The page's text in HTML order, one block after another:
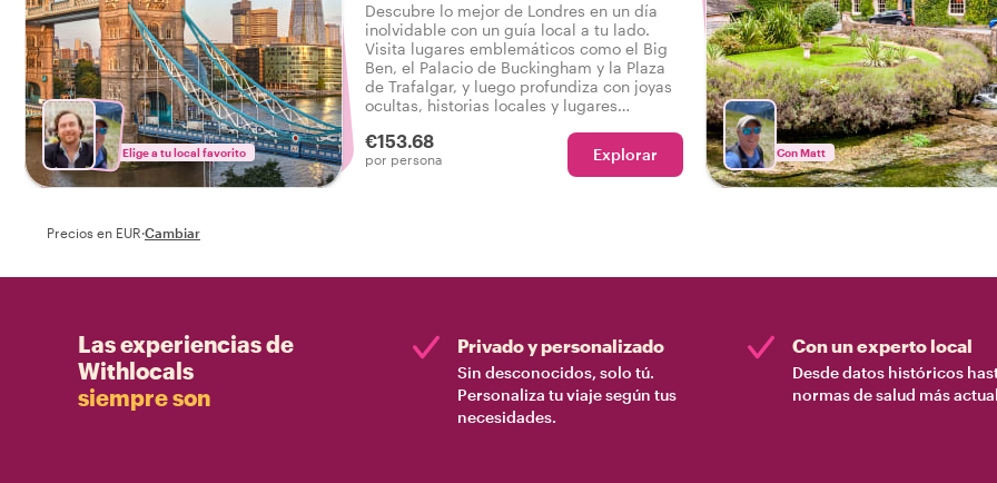
Elige a tu local favorito
Descubre lo mejor de Londres en un día
inolvidable con un guía local a tu lado.
Visita lugares emblemáticos como el Big
Ben, el Palacio de Buckingham y la Plaza
de Trafalgar, y luego profundiza con joyas
ocultas, historias locales y lugares
conocería. Con perspectivas personales y
un ritmo flexible, este tour a pie de día
€153.68
por persona Explorar Con Matt
Precios en EUR·Cambiar
Las experiencias de
Withlocals
siempre son
Privado y personalizado
Sin desconocidos, solo tú.
Personaliza tu viaje según tus
necesidades.
Con un experto local
Desde datos históricos
normas de salud más